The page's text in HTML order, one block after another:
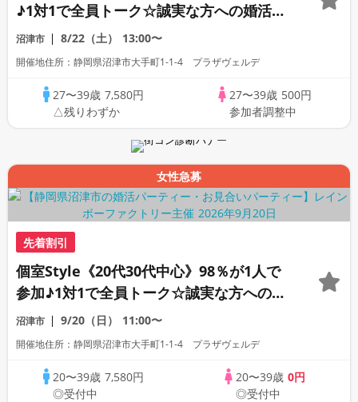
♪1対1で全員トーク☆誠実な方への婚活パ
ーティー
沼津市 8/22（土） 13:00〜
開催地住所：静岡県沼津市大手町1-1-4 プラザヴェルデ
27〜39歳 7,580円
△残りわずか
27〜39歳 500円
参加者調整中
女性急募
先着割引
個室Style《20代30代中心》98％が1人で
参加♪1対1で全員トーク☆誠実な方への婚
活パーティー
沼津市 9/20（日） 11:00〜
開催地住所：静岡県沼津市大手町1-1-4 プラザヴェルデ
20〜39歳 7,580円
◎受付中
20〜39歳 0円
◎受付中